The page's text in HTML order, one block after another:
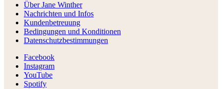
Über Jane Winther
Nachrichten und Infos
Kundenbetreuung
Bedingungen und Konditionen
Datenschutzbestimmungen
Facebook
Instagram
YouTube
Spotify